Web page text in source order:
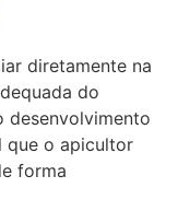
diretamente na
do
desenvolvimento
que o apicultor
forma